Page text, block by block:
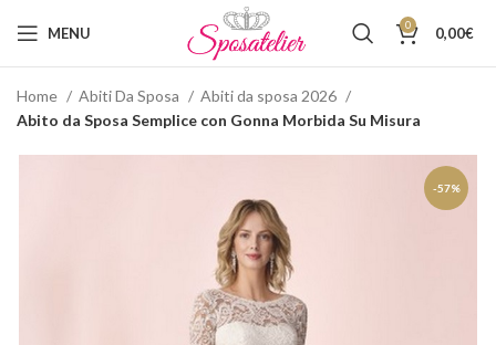
MENU 0 0,00€
Home Abiti Da Sposa
Abiti da sposa 2026
Abito da Sposa Semplice con Gonna Morbida Su Misura
-57%